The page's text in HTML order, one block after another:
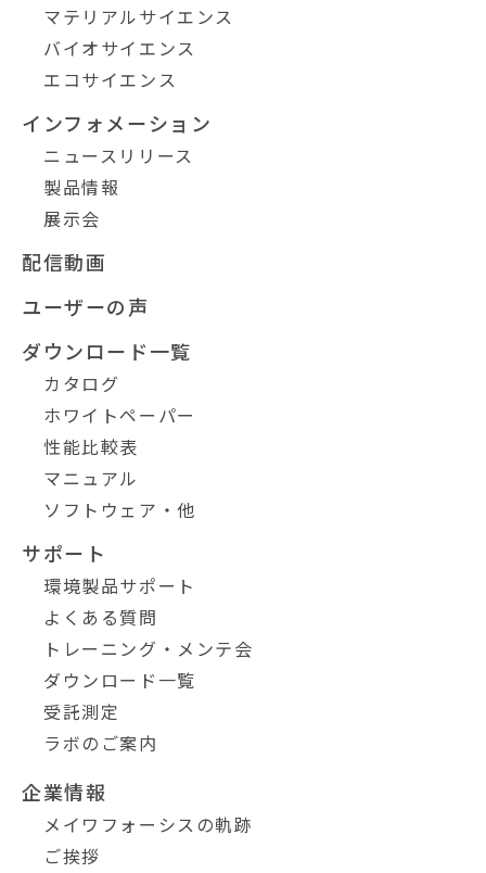
マテリアルサイエンス
バイオサイエンス
エコサイエンス
インフォメーション
ニュースリリース
製品情報
展示会
配信動画
ユーザーの声
ダウンロード一覧
カタログ
ホワイトペーパー
性能比較表
マニュアル
ソフトウェア・他
サポート
環境製品サポート
よくある質問
トレーニング・メンテ会
ダウンロード一覧
受託測定
ラボのご案内
企業情報
メイワフォーシスの軌跡
ご挨拶